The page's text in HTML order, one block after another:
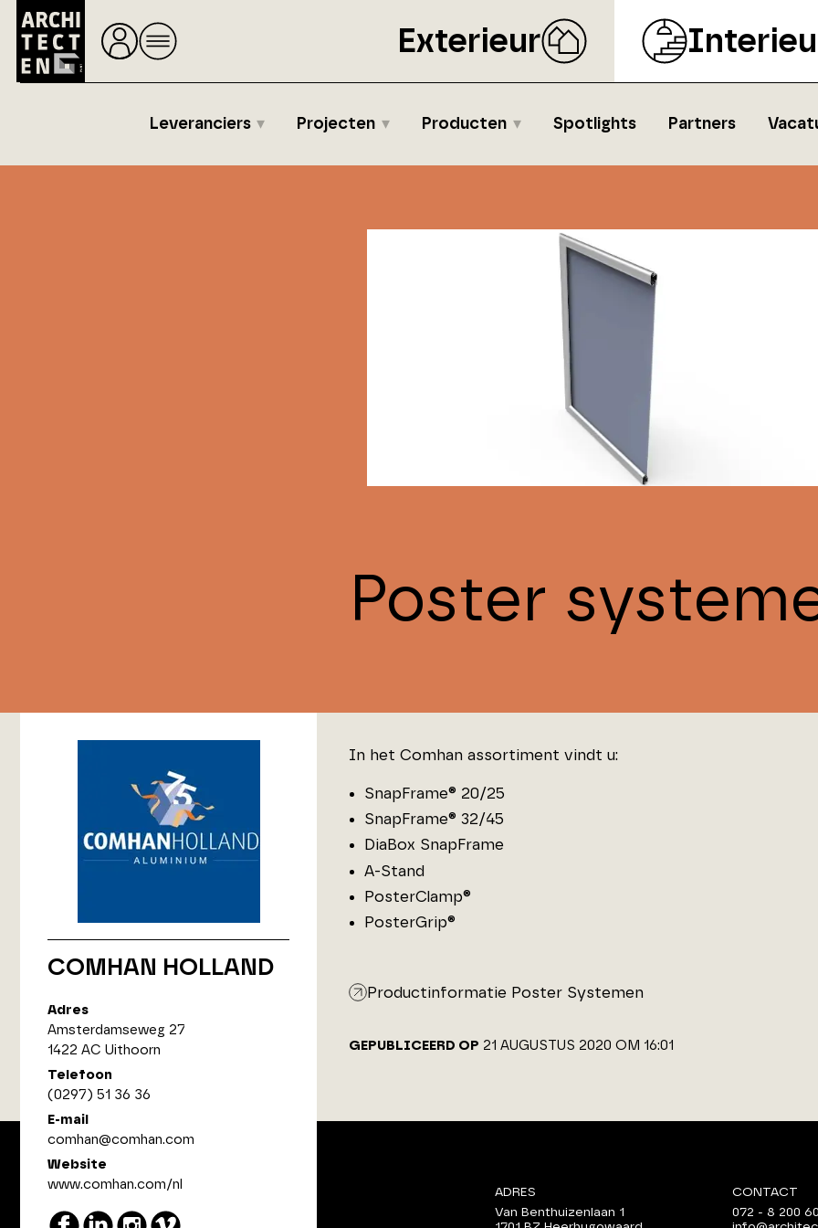
Exterieur
Leveranciers Projecten Producten Spotlights Partners
Poster
COMHAN HOLLAND
Adres
Amsterdamseweg 27
1422 AC Uithoorn
Telefoon
(0297) 51 36 36
E-mail
comhan@comhan.com
Website
www.comhan.com/nl
In het Comhan assortiment vindt u:
SnapFrame® 20/25
SnapFrame® 32/45
DiaBox SnapFrame
A-Stand
PosterClamp®
PosterGrip®
Productinformatie Poster Systemen
GEPUBLICEERD OP 21 AUGUSTUS 2020 OM 16:01
van XYTO Media B.V.
ADRES
Van Benthuizenlaan 1
CONTACT
072 - 8 200